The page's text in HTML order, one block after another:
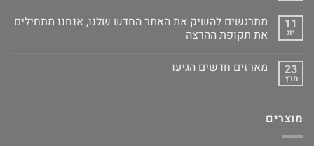
11
יונ
מתרגשים להשיק את האתר החדש שלנו, אנחנו מתחילים
את תקופת ההרצה
23
מרץ
מארזים חדשים הגיעו
מוצרים